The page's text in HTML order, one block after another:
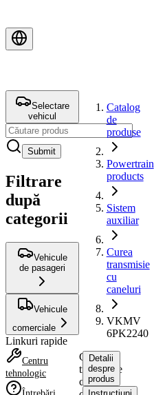
Selectare
vehicul
Submit
Filtrare
după
categorii
Vehicule
de pasageri
Vehicule
comerciale
Linkuri rapide
Centru
tehnologic
Catalog
de
produse
Powertrain
products
Sistem
auxiliar
Curea
transmisie
cu
caneluri
VKMV
6PK2240
Curea
transmisie
cu
Detalii
despre
produs